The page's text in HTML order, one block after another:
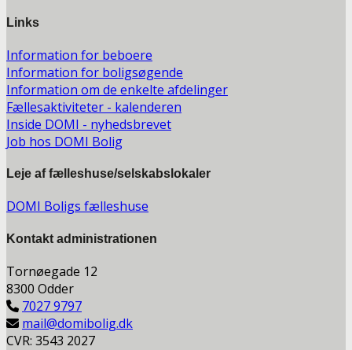
Links
Information for beboere
Information for boligsøgende
Information om de enkelte afdelinger
Fællesaktiviteter - kalenderen
Inside DOMI - nyhedsbrevet
Job hos DOMI Bolig
Leje af fælleshuse/selskabslokaler
DOMI Boligs fælleshuse
Kontakt administrationen
Tornøegade 12
8300 Odder
7027 9797
mail@domibolig.dk
CVR: 3543 2027